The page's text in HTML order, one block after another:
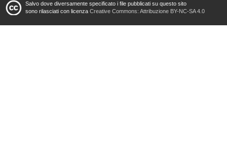
Salvo dove diversamente specificato i file pubblicati su questo sito
sono rilasciati con licenza Creative Commons: Attribuzione BY-NC-SA 4.0